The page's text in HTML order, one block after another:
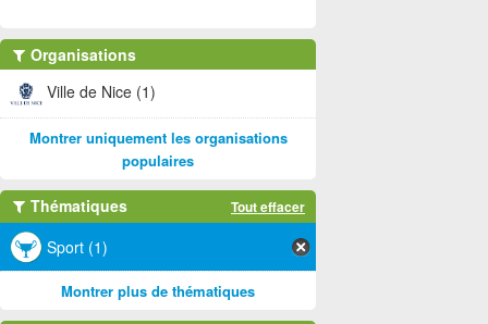
Organisations
Ville de Nice (1)
Montrer uniquement les organisations
populaires
Thématiques Tout effacer
Sport (1)
Montrer plus de thématiques